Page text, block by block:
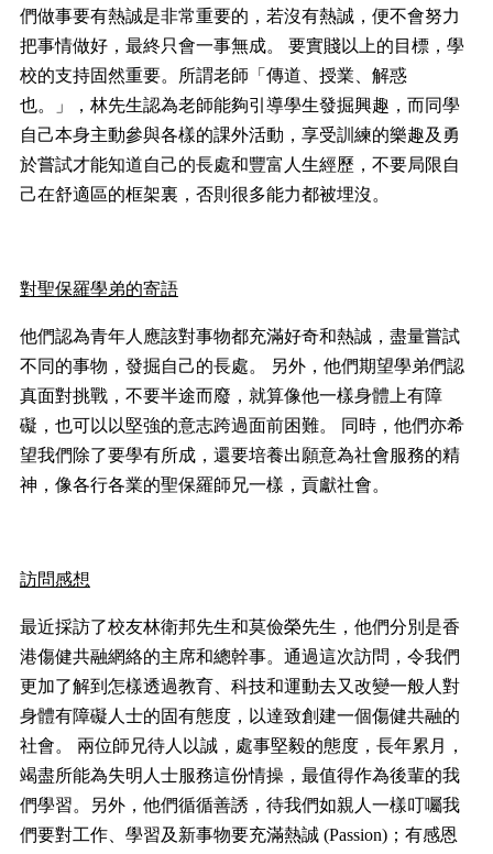
們做事要有熱誠是非常重要的，若沒有熱誠，便不會努力
把事情做好，最終只會一事無成。
要實賤以上的目標，學
校的支持固然重要。所謂老師「傳道、授業、解惑
也。」，林先生認為老師能夠引導學生發掘興趣，而同學
自己本身主動參與各樣的課外活動，享受訓練的樂趣及勇
於嘗試才能知道自己的長處和豐富人生經歷，不要局限自
己在舒適區的框架裏，否則很多能力都被埋沒。
對聖保羅學弟的寄語
他們認為青年人應該對事物都充滿好奇和熱誠，盡量嘗試
不同的事物，發掘自己的長處。
另外，他們期望學弟們認
真面對挑戰，不要半途而廢，就算像他一樣身體上有障
礙，也可以以堅強的意志跨過面前困難。
同時，他們亦希
望我們除了要學有所成，還要培養出願意為社會服務的精
神，像各行各業的聖保羅師兄一樣，貢獻社會。
訪問感想
最近採訪了校友林衛邦先生和莫儉榮先生，他們分別是香
港傷健共融網絡的主席和總幹事。通過這次訪問，令我們
更加了解到怎樣透過教育、科技和運動去又改變一般人對
身體有障礙人士的固有態度，以達致創建一個傷健共融的
社會。
兩位師兄待人以誠，處事堅毅的態度，長年累月，
竭盡所能為失明人士服務這份情操，最值得作為後輩的我
們學習。另外，他們循循善誘，待我們如親人一樣叮囑我
們要對工作、學習及新事物要充滿熱誠(Passion)；有感恩